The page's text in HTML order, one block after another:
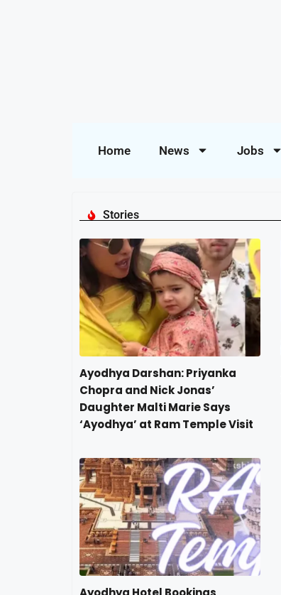
Home News Jobs
Stories
Ayodhya Darshan: Priyanka
Chopra and Nick Jonas’
Daughter Malti Marie Says
‘Ayodhya’ at Ram Temple Visit